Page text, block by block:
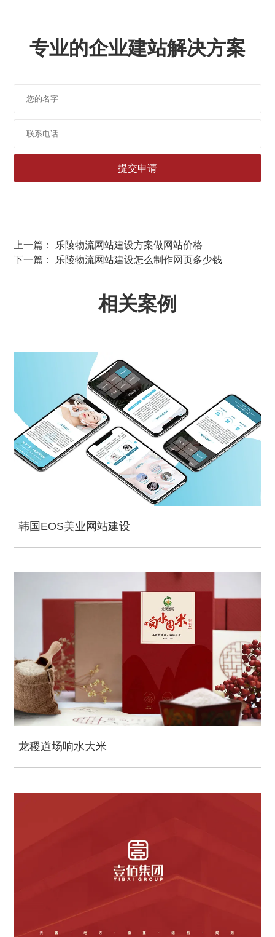
专业的企业建站解决方案
上一篇： 乐陵物流网站建设方案做网站价格
下一篇： 乐陵物流网站建设怎么制作网页多少钱
相关案例
韩国EOS美业网站建设
龙稷道场响水大米